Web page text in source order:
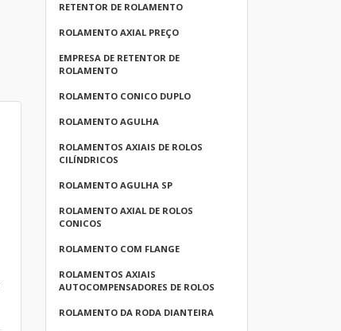
RETENTOR DE ROLAMENTO
ROLAMENTO AXIAL PREÇO
EMPRESA DE RETENTOR DE
ROLAMENTO
ROLAMENTO CONICO DUPLO
ROLAMENTO AGULHA
ROLAMENTOS AXIAIS DE ROLOS
CILÍNDRICOS
ROLAMENTO AGULHA SP
ROLAMENTO AXIAL DE ROLOS
CONICOS
ROLAMENTO COM FLANGE
ROLAMENTOS AXIAIS
AUTOCOMPENSADORES DE ROLOS
ROLAMENTO DA RODA DIANTEIRA